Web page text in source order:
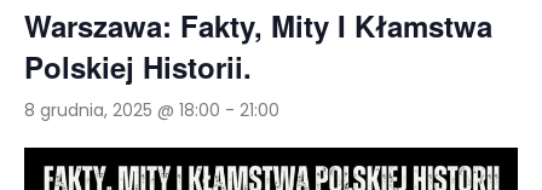
Warszawa: Fakty, Mity I Kłamstwa
Polskiej Historii.
8 grudnia, 2025 @ 18:00 - 21:00